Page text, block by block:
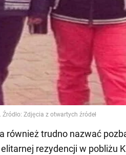
również trudno nazwać
rezydencji w pobliżu